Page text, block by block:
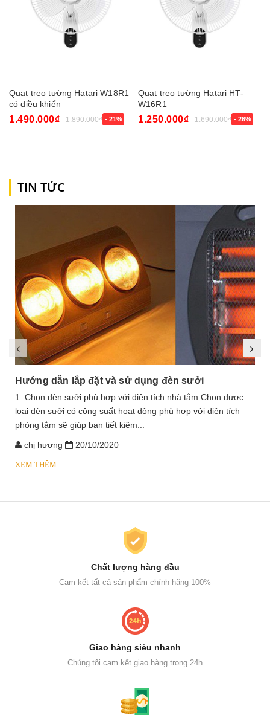
Quạt treo tường Hatari W18R1
có điều khiển
1.490.000₫ 1.890.000₫ - 21%
Quạt treo tường Hatari HT-
W16R1
1.250.000₫ 1.690.000₫ - 26%
TIN TỨC
Hướng dẫn lắp đặt và sử dụng đèn sưởi
1. Chọn đèn sưởi phù hợp với diện tích nhà tắm Chọn được
loại đèn sưởi có công suất hoạt động phù hợp với diện tích
phòng tắm sẽ giúp bạn tiết kiệm...
chị hương 20/10/2020
XEM THÊM
Chất lượng hàng đầu
Cam kết tất cả sản phẩm chính hãng 100%
Giao hàng siêu nhanh
Chúng tôi cam kết giao hàng trong 24h